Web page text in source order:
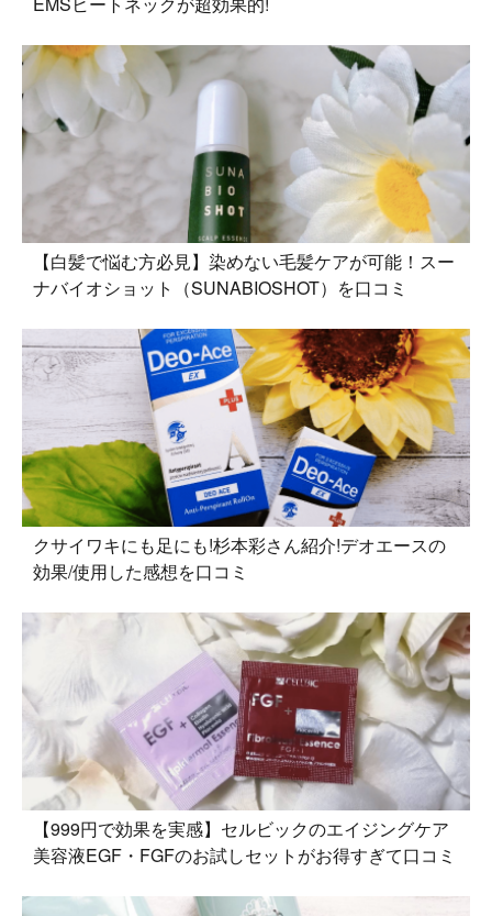
【白髪で悩む方必見】染めない毛髪ケアが可能！スー
ナバイオショット（SUNABIOSHOT）を口コミ
クサイワキにも足にも!杉本彩さん紹介!デオエースの
効果/使用した感想を口コミ
【999円で効果を実感】セルビックのエイジングケア
美容液EGF・FGFのお試しセットがお得すぎて口コミ